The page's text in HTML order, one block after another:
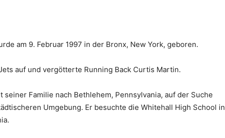
am 9. Februar 1997 in der Bronx, New York, geboren.
auf und vergötterte Running Back Curtis Martin.
Familie nach Bethlehem, Pennsylvania, auf der Suche
Umgebung. Er besuchte die Whitehall High School in